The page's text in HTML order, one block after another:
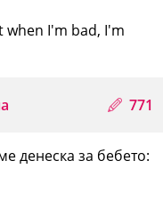
when I'm bad, I'm
771
денеска за бебето: